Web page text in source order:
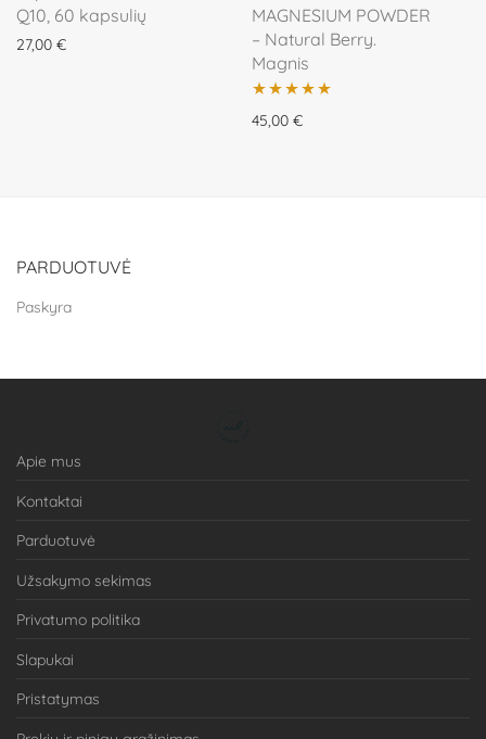
Q10, 60 kapsulių
27,00 €
MAGNESIUM POWDER
– Natural Berry.
Magnis
Įvertinimas:
45,00 €
PARDUOTUVĖ
Paskyra
Apie mus
Kontaktai
Parduotuvė
Užsakymo sekimas
Privatumo politika
Slapukai
Pristatymas